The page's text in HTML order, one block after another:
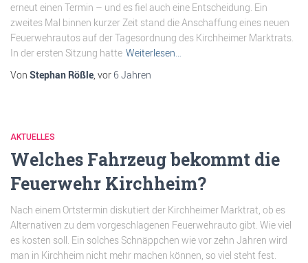
erneut einen Termin – und es fiel auch eine Entscheidung. Ein
zweites Mal binnen kurzer Zeit stand die Anschaffung eines neuen
Feuerwehrautos auf der Tagesordnung des Kirchheimer Marktrats.
In der ersten Sitzung hatte Weiterlesen…
Von Stephan Rößle, vor 6 Jahren
AKTUELLES
Welches Fahrzeug bekommt die
Feuerwehr Kirchheim?
Nach einem Ortstermin diskutiert der Kirchheimer Marktrat, ob es
Alternativen zu dem vorgeschlagenen Feuerwehrauto gibt. Wie viel
es kosten soll. Ein solches Schnäppchen wie vor zehn Jahren wird
man in Kirchheim nicht mehr machen können, so viel steht fest.